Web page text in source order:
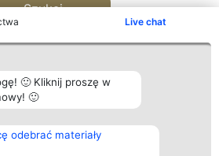
Live chat
🙂 Kliknij proszę w
🙂
odebrać materiały
Szukaj
Plebiscyt
Laureaci
Kontakt
Kontakt